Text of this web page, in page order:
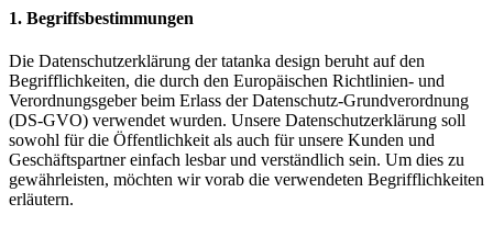
1. Begriffsbestimmungen
Die Datenschutzerklärung der tatanka design beruht auf den
Begrifflichkeiten, die durch den Europäischen Richtlinien- und
Verordnungsgeber beim Erlass der Datenschutz-Grundverordnung
(DS-GVO) verwendet wurden. Unsere Datenschutzerklärung soll
sowohl für die Öffentlichkeit als auch für unsere Kunden und
Geschäftspartner einfach lesbar und verständlich sein. Um dies zu
gewährleisten, möchten wir vorab die verwendeten Begrifflichkeiten
erläutern.